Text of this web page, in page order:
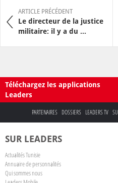
ARTICLE PRÉCÉDENT
Le directeur de la justice
militaire: il y a du ...
Téléchargez les applications
Leaders
PARTENAIRES DOSSIERS LEADERS TV
SUR LEADERS
Actualités Tunisie
Annuaire de personnalités
Qui sommes nous